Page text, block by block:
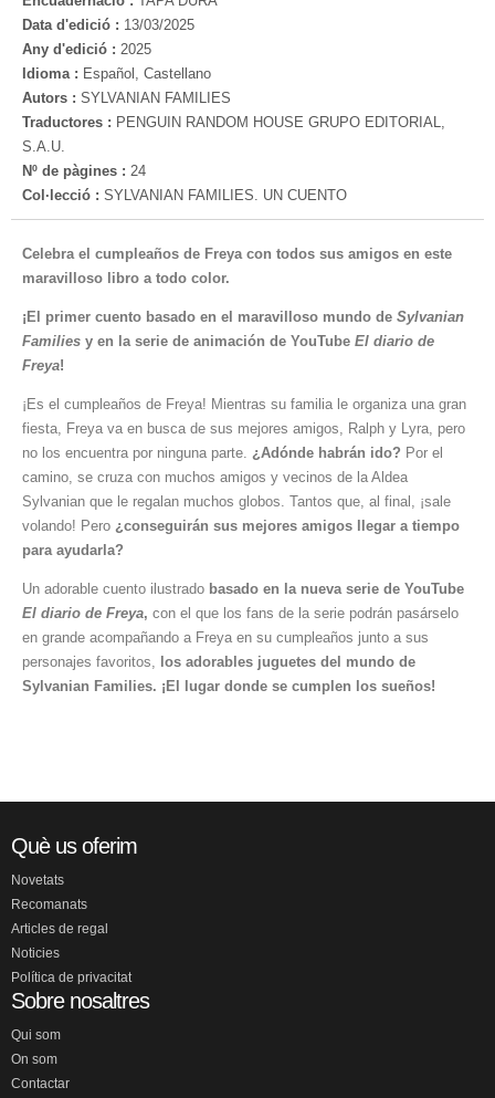
Data d'edició : 13/03/2025
Any d'edició : 2025
Idioma : Español, Castellano
Autors : SYLVANIAN FAMILIES
Traductores : PENGUIN RANDOM HOUSE GRUPO EDITORIAL,
S.A.U.
Nº de pàgines : 24
Col·lecció : SYLVANIAN FAMILIES. UN CUENTO
Celebra el cumpleaños de Freya con todos sus amigos en este
maravilloso libro a todo color.
¡El primer cuento basado en el maravilloso mundo de Sylvanian
Families y en la serie de animación de YouTube El diario de
Freya!
¡Es el cumpleaños de Freya! Mientras su familia le organiza una gran
fiesta, Freya va en busca de sus mejores amigos, Ralph y Lyra, pero
no los encuentra por ninguna parte. ¿Adónde habrán ido? Por el
camino, se cruza con muchos amigos y vecinos de la Aldea
Sylvanian que le regalan muchos globos. Tantos que, al final, ¡sale
volando! Pero ¿conseguirán sus mejores amigos llegar a tiempo
para ayudarla?
Un adorable cuento ilustrado basado en la nueva serie de YouTube
El diario de Freya, con el que los fans de la serie podrán pasárselo
en grande acompañando a Freya en su cumpleaños junto a sus
personajes favoritos, los adorables juguetes del mundo de
Sylvanian Families. ¡El lugar donde se cumplen los sueños!
Què us oferim
Novetats
Recomanats
Articles de regal
Noticies
Política de privacitat
Sobre nosaltres
Qui som
On som
Contactar